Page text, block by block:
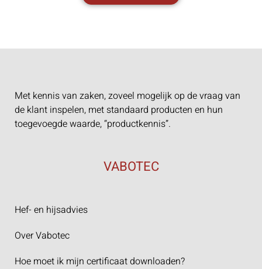
Met kennis van zaken, zoveel mogelijk op de vraag van
de klant inspelen, met standaard producten en hun
toegevoegde waarde, “productkennis”.
VABOTEC
Hef- en hijsadvies
Over Vabotec
Hoe moet ik mijn certificaat downloaden?